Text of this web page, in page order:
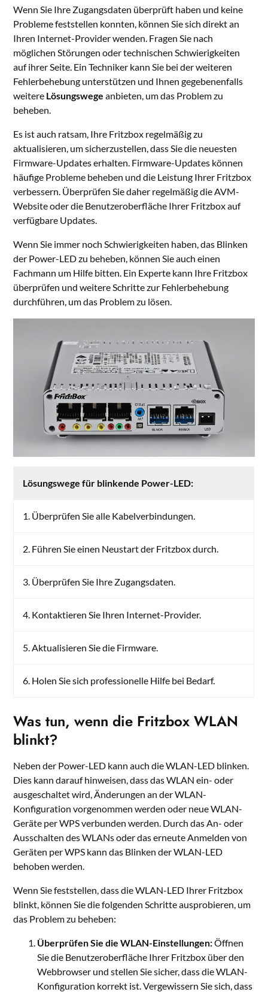
Wenn Sie Ihre Zugangsdaten überprüft haben und keine
Probleme feststellen konnten, können Sie sich direkt an
Ihren Internet-Provider wenden. Fragen Sie nach
möglichen Störungen oder technischen Schwierigkeiten
auf ihrer Seite. Ein Techniker kann Sie bei der weiteren
Fehlerbehebung unterstützen und Ihnen gegebenenfalls
weitere Lösungswege anbieten, um das Problem zu
beheben.
Es ist auch ratsam, Ihre Fritzbox regelmäßig zu
aktualisieren, um sicherzustellen, dass Sie die neuesten
Firmware-Updates erhalten. Firmware-Updates können
häufige Probleme beheben und die Leistung Ihrer Fritzbox
verbessern. Überprüfen Sie daher regelmäßig die AVM-
Website oder die Benutzeroberfläche Ihrer Fritzbox auf
verfügbare Updates.
Wenn Sie immer noch Schwierigkeiten haben, das Blinken
der Power-LED zu beheben, können Sie auch einen
Fachmann um Hilfe bitten. Ein Experte kann Ihre Fritzbox
überprüfen und weitere Schritte zur Fehlerbehebung
durchführen, um das Problem zu lösen.
Lösungswege für blinkende Power-LED:
1. Überprüfen Sie alle Kabelverbindungen.
2. Führen Sie einen Neustart der Fritzbox durch.
3. Überprüfen Sie Ihre Zugangsdaten.
4. Kontaktieren Sie Ihren Internet-Provider.
5. Aktualisieren Sie die Firmware.
6. Holen Sie sich professionelle Hilfe bei Bedarf.
Was tun, wenn die Fritzbox WLAN
blinkt?
Neben der Power-LED kann auch die WLAN-LED blinken.
Dies kann darauf hinweisen, dass das WLAN ein- oder
ausgeschaltet wird, Änderungen an der WLAN-
Konfiguration vorgenommen werden oder neue WLAN-
Geräte per WPS verbunden werden. Durch das An- oder
Ausschalten des WLANs oder das erneute Anmelden von
Geräten per WPS kann das Blinken der WLAN-LED
behoben werden.
Wenn Sie feststellen, dass die WLAN-LED Ihrer Fritzbox
blinkt, können Sie die folgenden Schritte ausprobieren, um
das Problem zu beheben:
Überprüfen Sie die WLAN-Einstellungen:Öffnen
Sie die Benutzeroberfläche Ihrer Fritzbox über den
Webbrowser und stellen Sie sicher, dass die WLAN-
Konfiguration korrekt ist. Vergewissern Sie sich, dass